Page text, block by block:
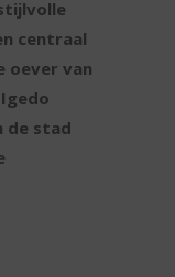
centraal
oever van
de stad